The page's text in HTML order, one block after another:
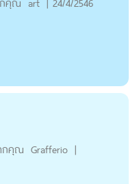
กคุณ Grafferio |